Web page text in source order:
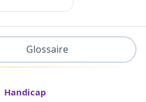
Glossaire
Handicap